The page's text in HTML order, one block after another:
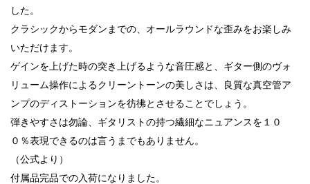
した。
クラシックからモダンまでの、オールラウンドな歪みをお楽しみ
いただけます。
ゲインを上げた時の突き上げるような音圧感と、ギター側のヴォ
リューム操作によるクリーントーンの美しさは、良質な真空管ア
ンプのディストーションを彷彿とさせることでしょう。
弾きやすさは勿論、ギタリストの持つ繊細なニュアンスを１０
０％表現できるのは言うまでもありません。
（公式より）
付属品完品での入荷になりました。